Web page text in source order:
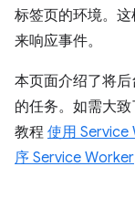
标签页的环境。
来响应事件。
本页面介绍了将
的任务。如需大
教程 使用 Service
序 Service Worker